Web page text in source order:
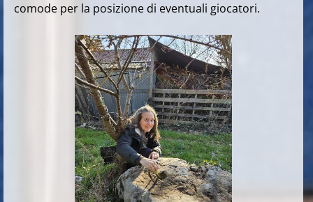
comode per la posizione di eventuali giocatori.